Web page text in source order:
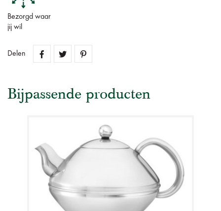
Bezorgd waar
jij wil
Delen
Bijpassende producten